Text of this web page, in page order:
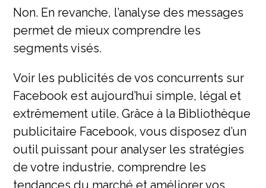
Non. En revanche, l’analyse des messages
permet de mieux comprendre les
segments visés.
Voir les publicités de vos concurrents sur
Facebook est aujourd’hui simple, légal et
extrêmement utile. Grâce à la Bibliothèque
publicitaire Facebook, vous disposez d’un
outil puissant pour analyser les stratégies
de votre industrie, comprendre les
tendances du marché et améliorer vos